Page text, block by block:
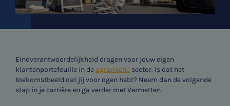
Eindverantwoordelijkheid dragen voor jouw eigen
klantenportefeuille in de agrarische sector. Is dat het
toekomstbeeld dat jij voor ogen hebt? Neem dan de volgende
stap in je carrière en ga verder met Vermetten.